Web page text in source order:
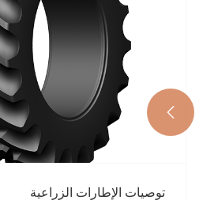
توصيات الإطارات الزراعية